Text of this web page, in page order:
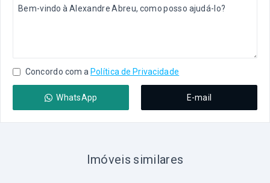
Concordo com a Política de Privacidade
WhatsApp E-mail
Imóveis similares